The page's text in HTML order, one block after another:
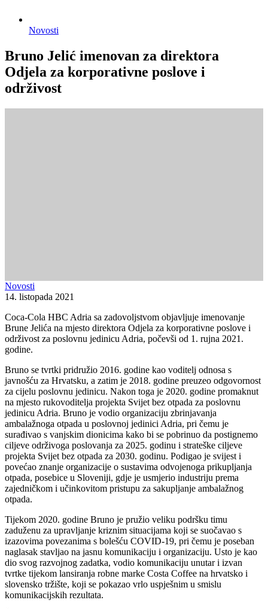
Novosti
Bruno Jelić imenovan za direktora
Odjela za korporativne poslove i
održivost
Novosti
14. listopada 2021
Coca-Cola HBC Adria sa zadovoljstvom objavljuje imenovanje
Brune Jelića na mjesto direktora Odjela za korporativne poslove i
održivost za poslovnu jedinicu Adria, počevši od 1. rujna 2021.
godine.
Bruno se tvrtki pridružio 2016. godine kao voditelj odnosa s
javnošću za Hrvatsku, a zatim je 2018. godine preuzeo odgovornost
za cijelu poslovnu jedinicu. Nakon toga je 2020. godine promaknut
na mjesto rukovoditelja projekta Svijet bez otpada za poslovnu
jedinicu Adria. Bruno je vodio organizaciju zbrinjavanja
ambalažnoga otpada u poslovnoj jedinici Adria, pri čemu je
surađivao s vanjskim dionicima kako bi se pobrinuo da postignemo
ciljeve održivoga poslovanja za 2025. godinu i strateške ciljeve
projekta Svijet bez otpada za 2030. godinu. Podigao je svijest i
povećao znanje organizacije o sustavima odvojenoga prikupljanja
otpada, posebice u Sloveniji, gdje je usmjerio industriju prema
zajedničkom i učinkovitom pristupu za sakupljanje ambalažnog
otpada.
Tijekom 2020. godine Bruno je pružio veliku podršku timu
zaduženu za upravljanje kriznim situacijama koji se suočavao s
izazovima povezanima s bolešću COVID-19, pri čemu je poseban
naglasak stavljao na jasnu komunikaciju i organizaciju. Usto je kao
dio svog razvojnog zadatka, vodio komunikaciju unutar i izvan
tvrtke tijekom lansiranja robne marke Costa Coffee na hrvatsko i
slovensko tržište, koji se pokazao vrlo uspješnim u smislu
komunikacijskih rezultata.